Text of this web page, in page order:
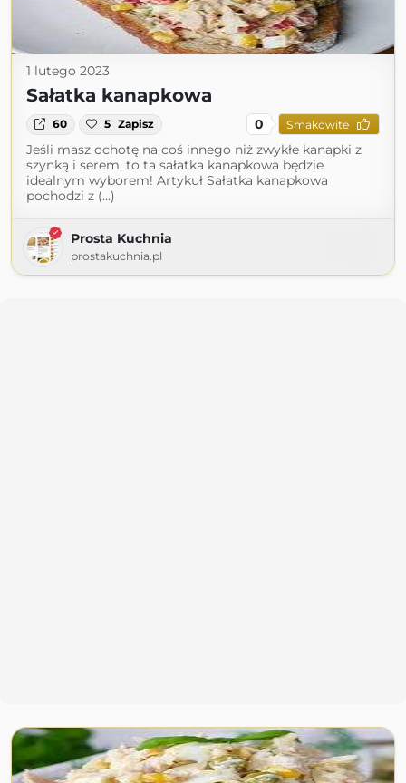
1 lutego 2023
Sałatka kanapkowa
60 5 Zapisz 0 Smakowite
Jeśli masz ochotę na coś innego niż zwykłe kanapki z
szynką i serem, to ta sałatka kanapkowa będzie
idealnym wyborem! Artykuł Sałatka kanapkowa
pochodzi z (...)
Prosta Kuchnia
prostakuchnia.pl